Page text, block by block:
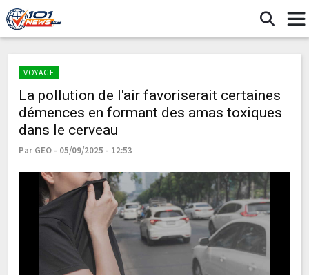
VOYAGE
La pollution de l'air favoriserait certaines
démences en formant des amas toxiques
dans le cerveau
Par GEO - 05/09/2025 - 12:53